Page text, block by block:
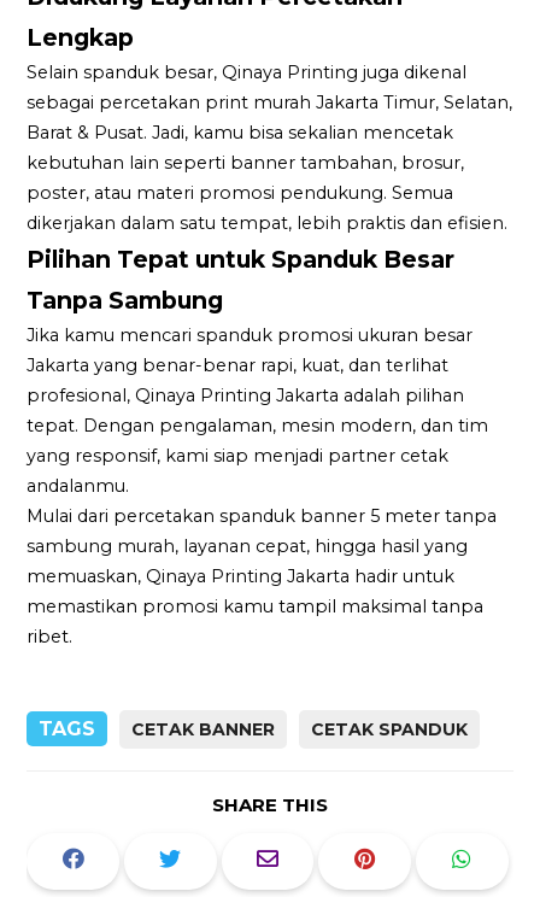
Lengkap
Selain spanduk besar, Qinaya Printing juga dikenal
sebagai percetakan print murah Jakarta Timur, Selatan,
Barat & Pusat. Jadi, kamu bisa sekalian mencetak
kebutuhan lain seperti banner tambahan, brosur,
poster, atau materi promosi pendukung. Semua
dikerjakan dalam satu tempat, lebih praktis dan efisien.
Pilihan Tepat untuk Spanduk Besar
Tanpa Sambung
Jika kamu mencari spanduk promosi ukuran besar
Jakarta yang benar-benar rapi, kuat, dan terlihat
profesional, Qinaya Printing Jakarta adalah pilihan
tepat. Dengan pengalaman, mesin modern, dan tim
yang responsif, kami siap menjadi partner cetak
andalanmu.
Mulai dari percetakan spanduk banner 5 meter tanpa
sambung murah, layanan cepat, hingga hasil yang
memuaskan, Qinaya Printing Jakarta hadir untuk
memastikan promosi kamu tampil maksimal tanpa
ribet.
TAGS CETAK BANNER CETAK SPANDUK
SHARE THIS